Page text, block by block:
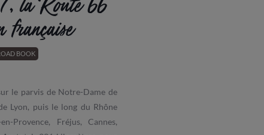
la Route 66
française
BOOK
le parvis de Notre-Dame de
Lyon, puis le long du Rhône
Provence, Fréjus, Cannes,